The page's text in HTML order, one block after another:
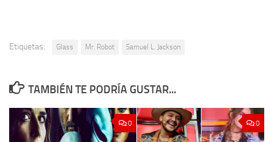
Etiquetas: Glass Mr. Robot Samuel L. Jackson
TAMBIÉN TE PODRÍA GUSTAR...
0 0